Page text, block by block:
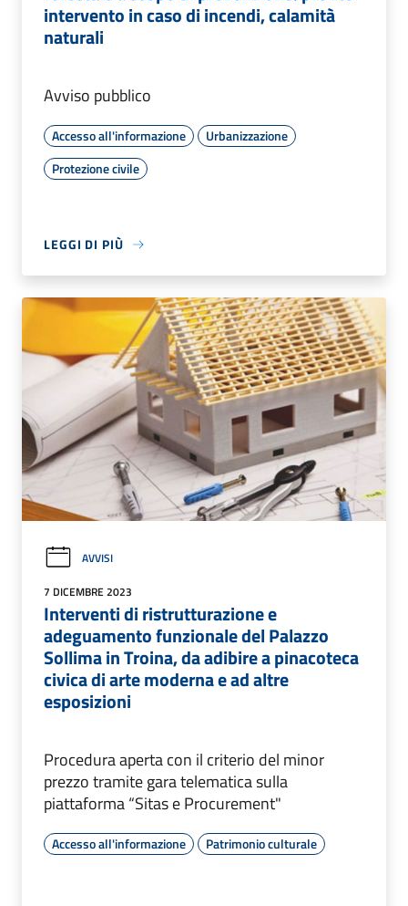
intervento in caso di incendi, calamità
naturali
Avviso pubblico
Accesso all'informazione
Urbanizzazione
Protezione civile
LEGGI DI PIÙ
AVVISI
7 DICEMBRE 2023
Interventi di ristrutturazione e
adeguamento funzionale del Palazzo
Sollima in Troina, da adibire a pinacoteca
civica di arte moderna e ad altre
esposizioni
Procedura aperta con il criterio del minor
prezzo tramite gara telematica sulla
piattaforma “Sitas e Procurement"
Accesso all'informazione Patrimonio culturale